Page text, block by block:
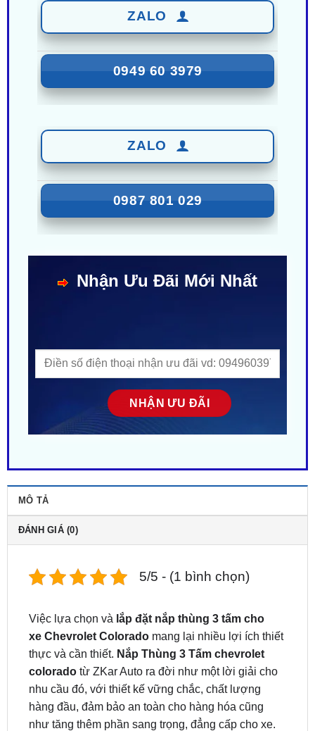
0949 60 3979
0987 801 029
ĐÁNH GIÁ (0)
Việc lựa chọn vàlắp đặt nắp thùng 3 tấm cho
thực và cần thiết. Nắp Thùng 3 Tấm chevrolet
coloradotừ ZKar Auto ra đời như một lời giải cho
nhu cầu đó, với thiết kế vững chắc, chất lượng
hàng đầu, đảm bảo an toàn cho hàng hóa cũng
như tăng thêm phần sang trọng, đẳng cấp cho xe.
Nắp Thùng 3 Tấm Xe Chevrolet
Colorado | Lắp Ngay Tại TPHCM